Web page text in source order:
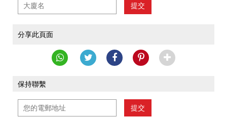
提交
分享此頁面
保持聯繫
提交